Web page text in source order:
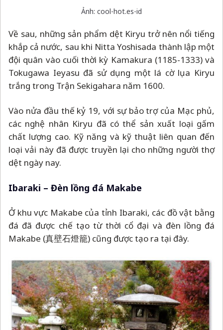
trắng trong Trận Sekigahara năm 1600.
Vào nửa đầu thế kỷ 19, với sự bảo trợ của Mạc phủ,
các nghệ nhân Kiryu đã có thể sản xuất loại gấm
chất lượng cao. Kỹ năng và kỹ thuật liên quan đến
loại vải này đã được truyền lại cho những người thợ
dệt ngày nay.
Ibaraki– Đèn lồng đá Makabe
Ở khu vực Makabe của tỉnh Ibaraki, các đồ vật bằng
đá đã được chế tạo từ thời cổ đại và đèn lồng đá
Makabe (真壁石燈籠) cũng được tạo ra tại đây.